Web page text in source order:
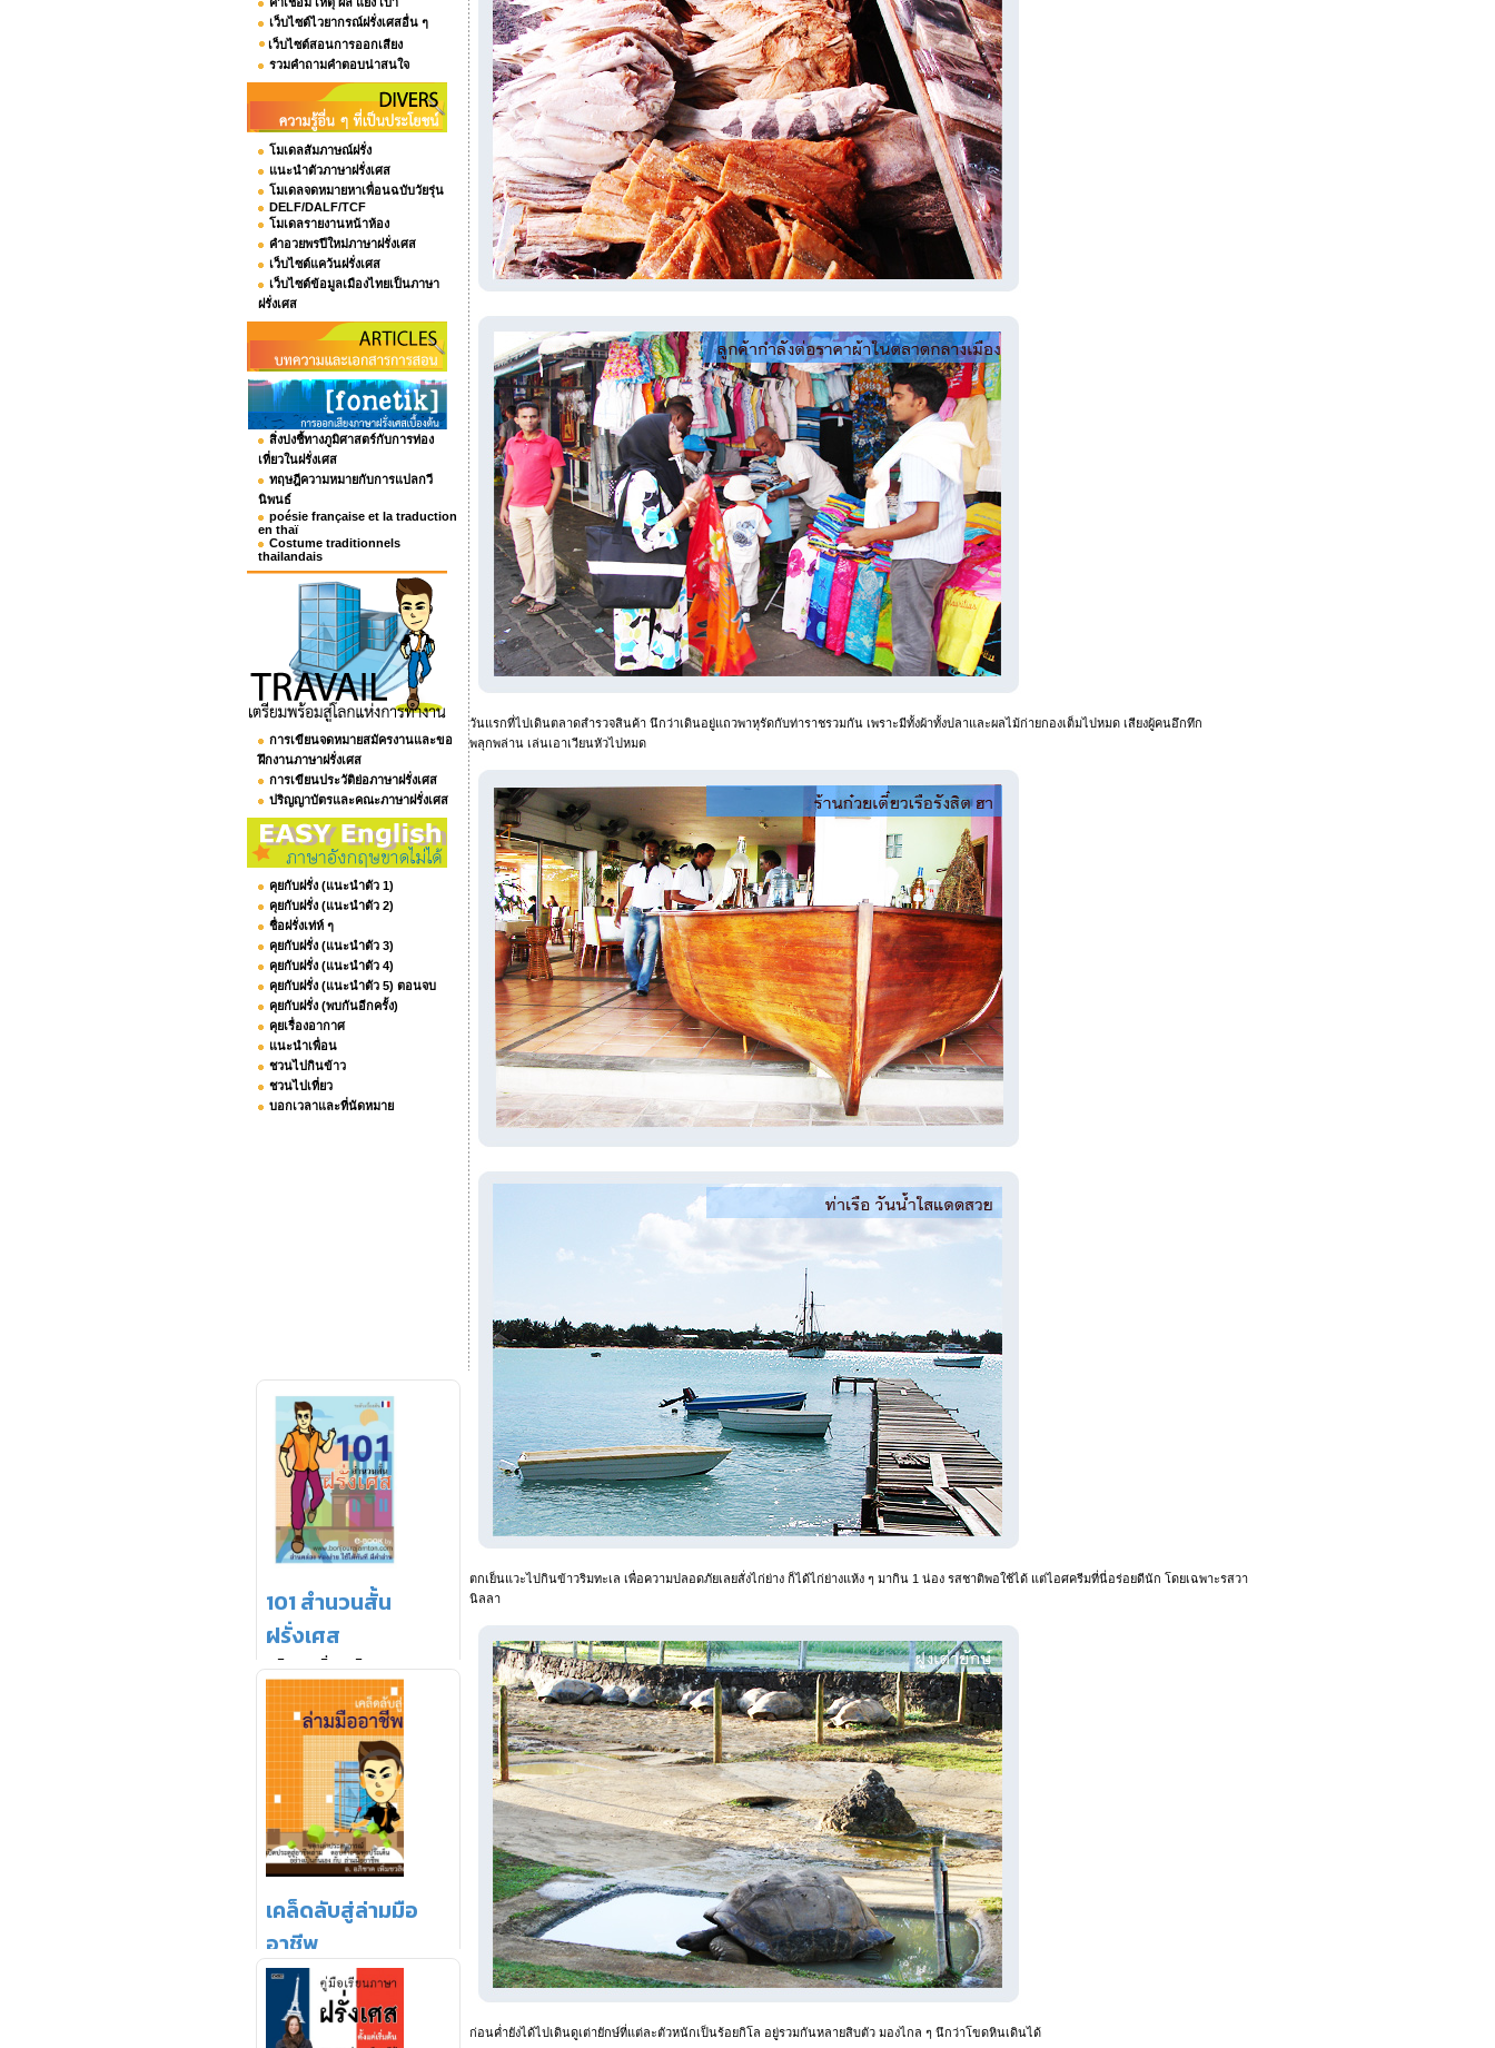
เว็บไซต์ไวยากรณ์ฝรั่งเศสอื่น ๆ
เว็บไซต์สอนการออกเสียง
รวมคำถามคำตอบน่าสนใจ
โมเดลสัมภาษณ์ฝรั่ง
แนะนำตัวภาษาฝรั่งเศส
โมเดลจดหมายหาเพื่อนฉบับวัยรุ่น
DELF/DALF/TCF
โมเดลรายงานหน้าห้อง
คำอวยพรปีใหม่ภาษาฝรั่งเศส
เว็บไซต์แคว้นฝรั่งเศส
เว็บไซต์ข้อมูลเมืองไทยเป็นภาษา
ฝรั่งเศส
สิ่งบ่งชี้ทางภูมิศาสตร์กับการท่อง
เที่ยวในฝรั่งเศส
ทฤษฎีความหมายกับการแปลกวี
นิพนธ์
poésie française et la traduction
en thaï
Costume traditionnels
thailandais
การเขียนจดหมายสมัครงานและขอ
ฝึกงานภาษาฝรั่งเศส
การเขียนประวัติย่อภาษาฝรั่งเศส
ปริญญาบัตรและคณะภาษาฝรั่งเศส
คุยกับฝรั่ง (แนะนำตัว 1)
คุยกับฝรั่ง (แนะนำตัว 2)
ชื่อฝรั่งเท่ห์ ๆ
คุยกับฝรั่ง (แนะนำตัว 3)
คุยกับฝรั่ง (แนะนำตัว 4)
คุยกับฝรั่ง (แนะนำตัว 5) ตอนจบ
คุยกับฝรั่ง (พบกันอีกครั้ง)
คุยเรื่องอากาศ
แนะนำเพื่อน
ชวนไปกินข้าว
ชวนไปเที่ยว
บอกเวลาและที่นัดหมาย
วันแรกที่ไปเดินตลาดสำรวจสินค้า นึกว่าเดินอยู่แถวพาหุรัดกับท่าราชรวมกัน เพราะมีทั้งผ้าทั้งปลาและผลไม้ก่ายกองเต็มไปหมด เสียงผู้คนอึกทึก
พลุกพล่าน เล่นเอาเวียนหัวไปหมด
ตกเย็นแวะไปกินข้าวริมทะเล เพื่อความปลอดภัยเลยสั่งไก่ย่าง ก็ได้ไก่ย่างแห้ง ๆ มากิน 1 น่อง รสชาติพอใช้ได้ แต่ไอศครีมที่นี่อร่อยดีนัก โดยเฉพาะรสวา
นิลลา
ก่อนค่ำยังได้ไปเดินดูเต่ายักษ์ที่แต่ละตัวหนักเป็นร้อยกิโล อยู่รวมกันหลายสิบตัว มองไกล ๆ นึกว่าโขดหินเดินได้